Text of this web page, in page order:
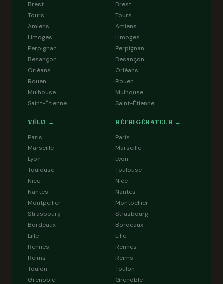
Brest
Tours
Amiens
Limoges
Perpignan
Besançon
Orléans
Rouen
Mulhouse
Saint-Étienne
Brest
Tours
Amiens
Limoges
Perpignan
Besançon
Orléans
Rouen
Mulhouse
Saint-Étienne
VÉLO →
Paris
Marseille
Lyon
Toulouse
Nice
Nantes
Montpellier
Strasbourg
Bordeaux
Lille
Rennes
Reims
Toulon
Grenoble
RÉFRIGÉRATEUR →
Paris
Marseille
Lyon
Toulouse
Nice
Nantes
Montpellier
Strasbourg
Bordeaux
Lille
Rennes
Reims
Toulon
Grenoble